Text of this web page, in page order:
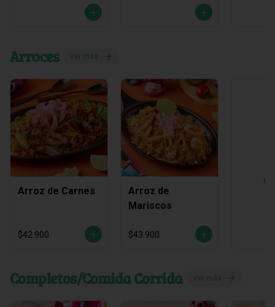
Arroces Ver más
Arroz de Carnes
$42.900
Arroz de
Mariscos
$43.900
Completos/Comida Corrida Ver más